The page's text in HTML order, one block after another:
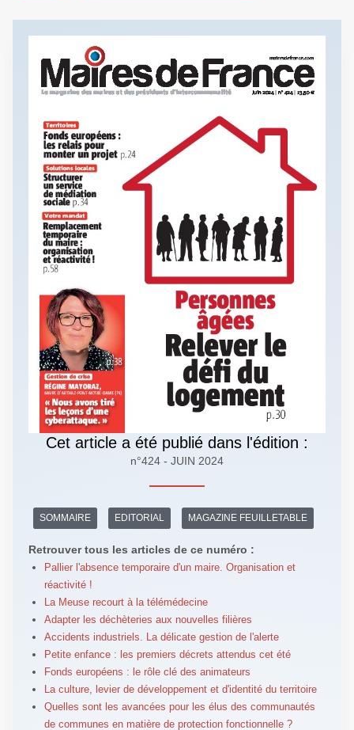
Cet article a été publié dans l'édition :
n°424 - JUIN 2024
SOMMAIRE EDITORIAL MAGAZINE FEUILLETABLE
Retrouver tous les articles de ce numéro :
Pallier l'absence temporaire d'un maire. Organisation et
réactivité !
La Meuse recourt à la télémédecine
Adapter les déchèteries aux nouvelles filières
Accidents industriels. La délicate gestion de l'alerte
Petite enfance : les premiers décrets attendus cet été
Fonds européens : le rôle clé des animateurs
La culture, levier de développement et d'identité du territoire
Quelles sont les avancées pour les élus des communautés
de communes en matière de protection fonctionnelle ?